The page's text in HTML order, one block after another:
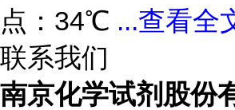
点：34℃ ...查看全
联系我们
南京化学试剂股份